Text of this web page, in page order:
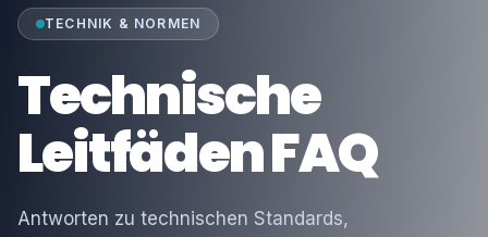
TECHNIK & NORMEN
Technische
Leitfäden FAQ
Antworten zu technischen Standards,